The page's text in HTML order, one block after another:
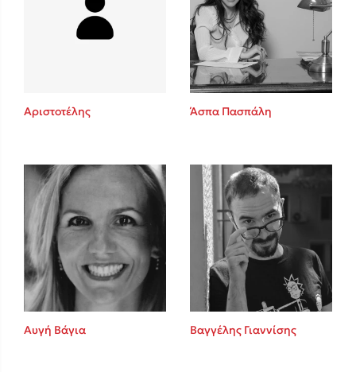
Αριστοτέλης Άσπα Πασπάλη
Αυγή Βάγια Βαγγέλης Γιαννίσης